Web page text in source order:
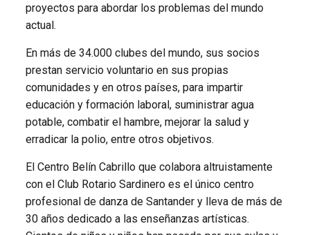
proyectos para abordar los problemas del mundo
actual.
En más de 34.000 clubes del mundo, sus socios
prestan servicio voluntario en sus propias
comunidades y en otros países, para impartir
educación y formación laboral, suministrar agua
potable, combatir el hambre, mejorar la salud y
erradicar la polio, entre otros objetivos.
El Centro Belín Cabrillo que colabora altruistamente
con el Club Rotario Sardinero es el único centro
profesional de danza de Santander y lleva de más de
30 años dedicado a las enseñanzas artísticas.